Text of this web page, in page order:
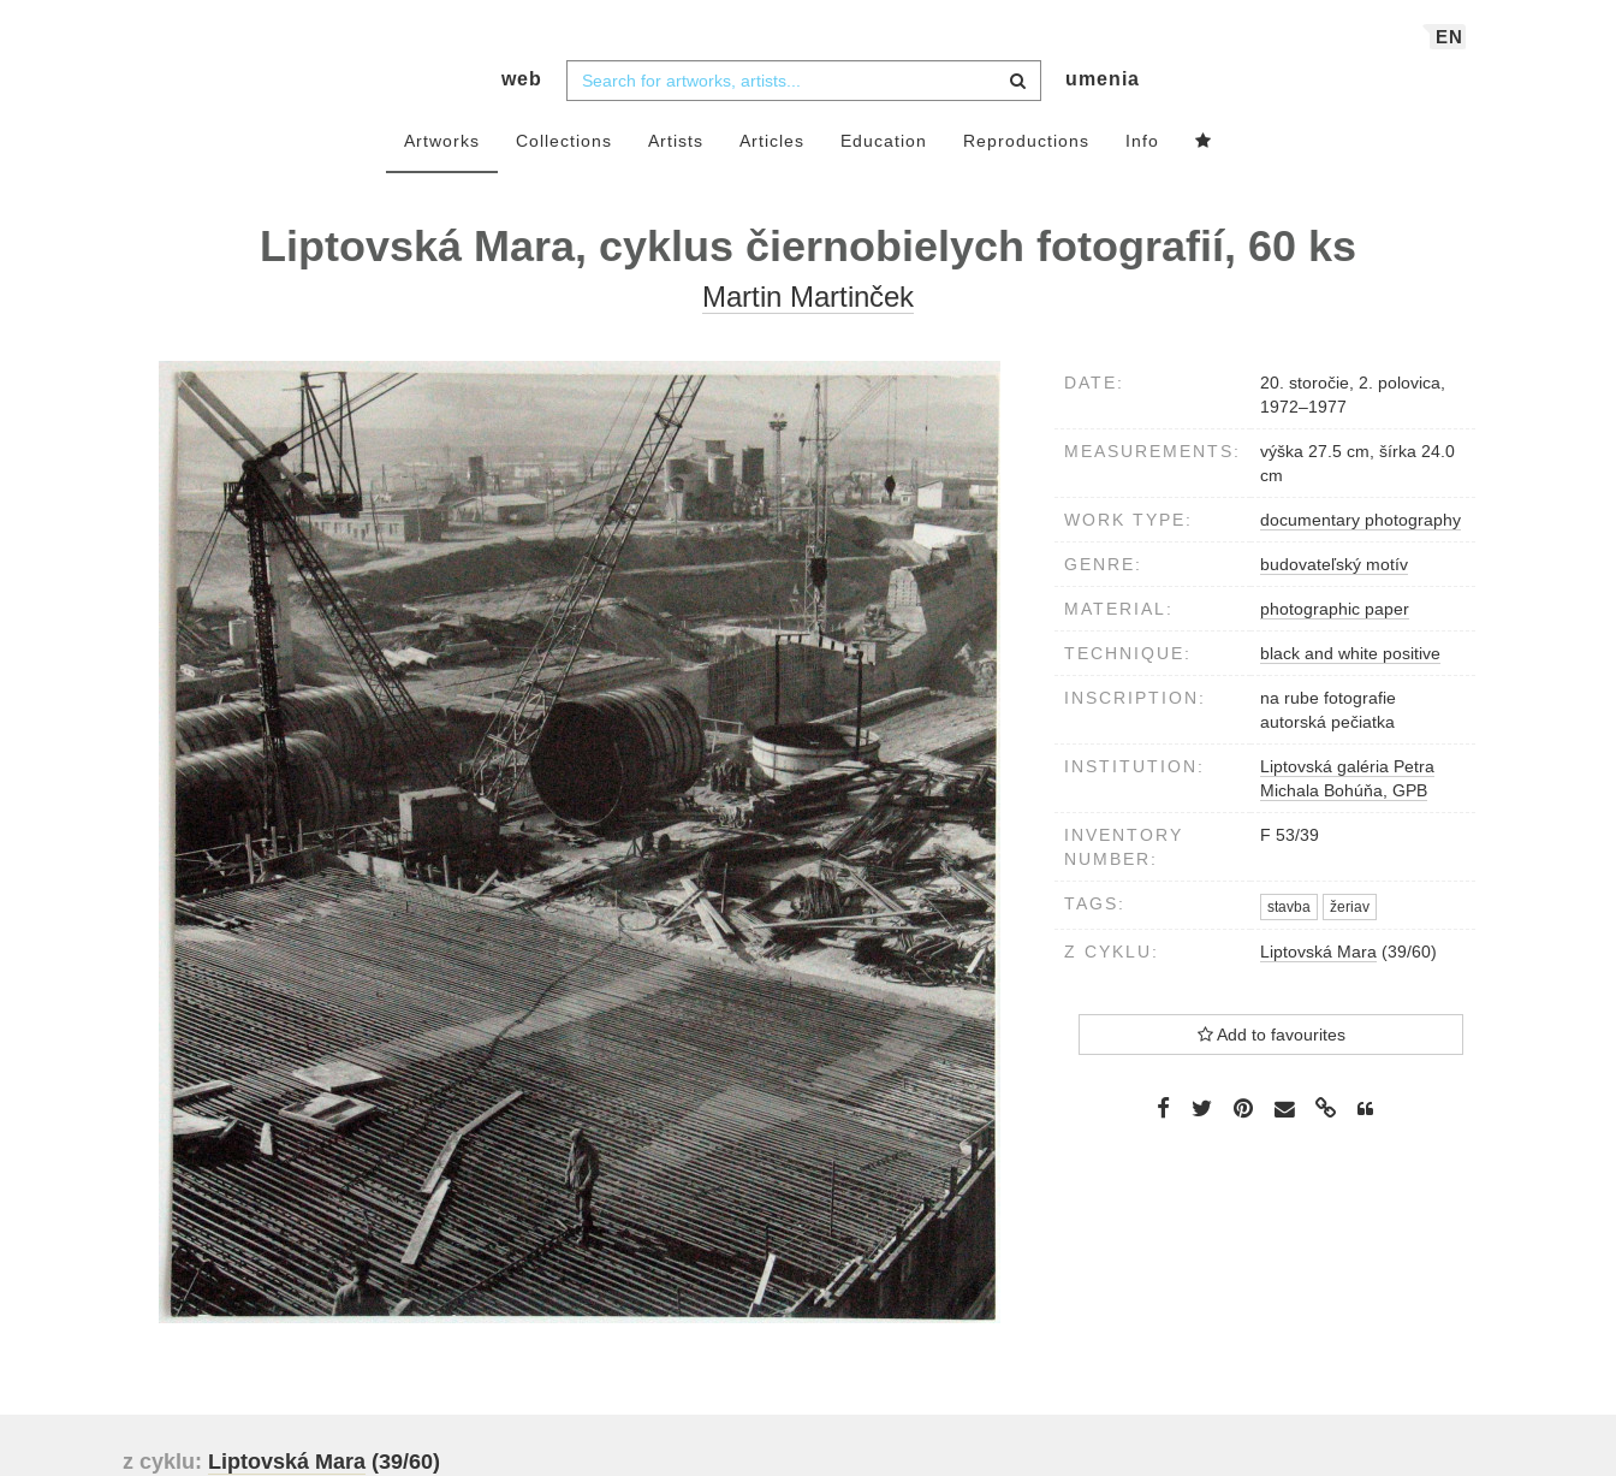
EN
web umenia
Artworks Collections Artists Articles Education Reproductions Info
Liptovská Mara, cyklus čiernobielych fotografií, 60 ks
Martin Martinček
DATE:
20. storočie, 2. polovica,
1972–1977
MEASUREMENTS:
výška 27.5 cm, šírka 24.0
cm
WORK TYPE: documentary photography
GENRE: budovateľský motív
MATERIAL: photographic paper
TECHNIQUE: black and white positive
INSCRIPTION:
na rube fotografie
autorská pečiatka
INSTITUTION:
Liptovská galéria Petra
Michala Bohúňa, GPB
INVENTORY
NUMBER:
F 53/39
TAGS: stavba žeriav
Z CYKLU: Liptovská Mara (39/60)
Add to favourites
z cyklu: Liptovská Mara (39/60)